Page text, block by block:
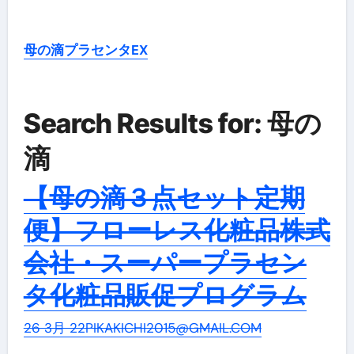
母の滴プラセンタEX
Search Results for: 母の
滴
【母の滴３点セット定期
便】フローレス化粧品株式
会社・スーパープラセン
タ化粧品販促プログラム
26 3月 22PIKAKICHI2015@GMAIL.COM